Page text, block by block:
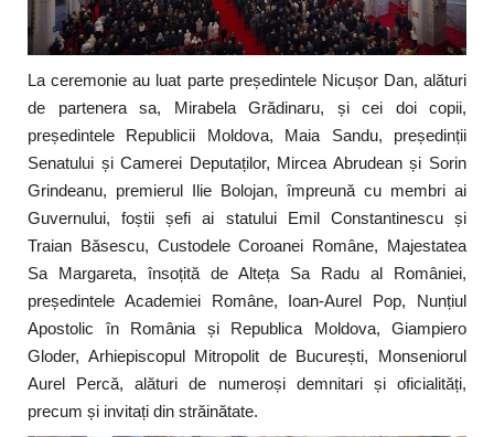
La ceremonie au luat parte președintele Nicușor Dan, alături
de partenera sa, Mirabela Grădinaru, și cei doi copii,
președintele Republicii Moldova, Maia Sandu, președinții
Senatului și Camerei Deputaților, Mircea Abrudean și Sorin
Grindeanu, premierul Ilie Bolojan, împreună cu membri ai
Guvernului, foștii șefi ai statului Emil Constantinescu și
Traian Băsescu, Custodele Coroanei Române, Majestatea
Sa Margareta, însoțită de Alteța Sa Radu al României,
președintele Academiei Române, Ioan-Aurel Pop, Nunțiul
Apostolic în România și Republica Moldova, Giampiero
Gloder, Arhiepiscopul Mitropolit de București, Monseniorul
Aurel Percă, alături de numeroși demnitari și oficialități,
precum și invitați din străinătate.